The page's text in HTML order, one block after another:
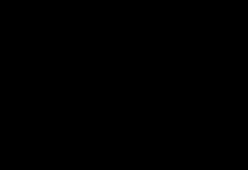
остался доволен результатом. Отправил фото, через